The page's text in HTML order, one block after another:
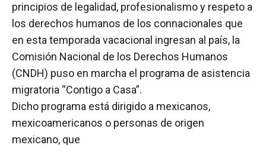
principios de legalidad, profesionalismo y respeto a
los derechos humanos de los connacionales que
en esta temporada vacacional ingresan al país, la
Comisión Nacional de los Derechos Humanos
(CNDH) puso en marcha el programa de asistencia
migratoria “Contigo a Casa”.
Dicho programa está dirigido a mexicanos,
mexicoamericanos o personas de origen
mexicano, que